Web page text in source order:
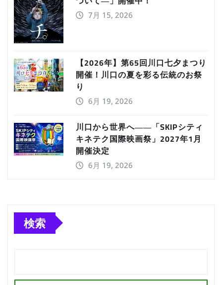
7月 15, 2026
【2026年】第65回川口七夕まつり
開催！川口の夏を彩る伝統のお祭
り
6月 19, 2026
川口から世界へ――「SKIPシティ
キネテク国際映画祭」2027年1月
開催決定
6月 19, 2026
検索